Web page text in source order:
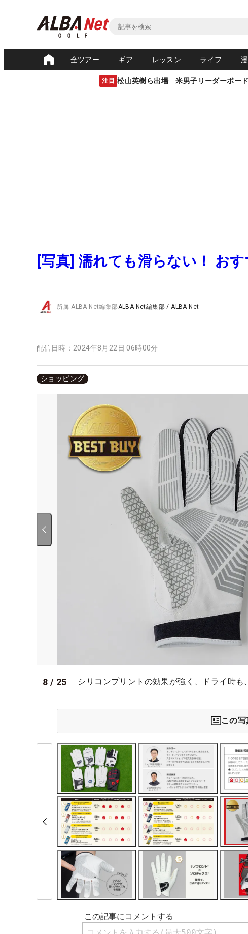
全ツアー ギア レッスン ライフ
注目 松山英樹ら出場 米男子リーダーボード
[写真] 濡れても滑らない！ お
所属ALBA Net編集部ALBA Net編集部 /ALBA Net
配信日時： 2024年8月22日 06時00分
ショッピング
8 / 25 シリコンプリントの効果が強く、ドライ時
この